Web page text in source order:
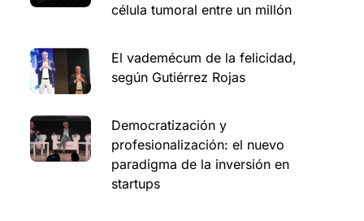
célula tumoral entre un millón
El vademécum de la felicidad,
según Gutiérrez Rojas
Democratización y
profesionalización: el nuevo
paradigma de la inversión en
startups